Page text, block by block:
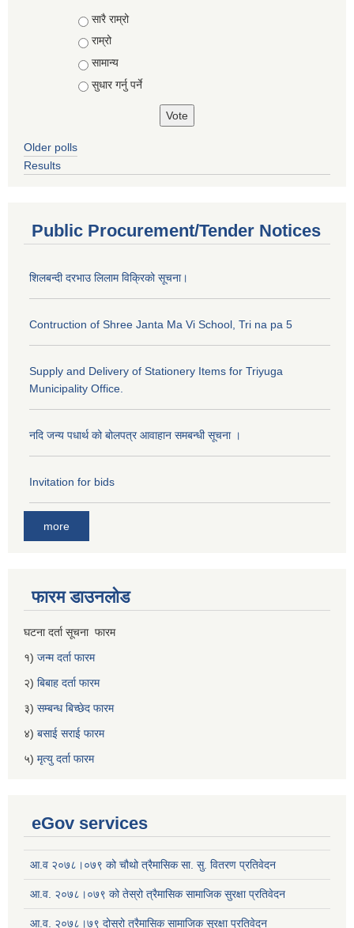
Choices
सारै राम्रो
राम्रो
सामान्य
सुधार गर्नु पर्ने
Older polls
Results
Public Procurement/Tender Notices
शिलबन्दी दरभाउ लिलाम विक्रिको सूचना।
Contruction of Shree Janta Ma Vi School, Tri na pa 5
Supply and Delivery of Stationery Items for Triyuga
Municipality Office.
नदि जन्य पधार्थ को बोलपत्र आवाहान समबन्धी सूचना ।
Invitation for bids
more
फारम डाउनलोड
घटना दर्ता सूचना फारम
१) जन्म दर्ता फारम
२) बिबाह दर्ता फारम
३) सम्बन्ध बिच्छेद फारम
४) बसाई सराई फारम
५) मृत्यु दर्ता फारम
eGov services
आ.व २०७८।०७९ को चौथो त्रैमासिक सा. सु. वितरण प्रतिवेदन
आ.व. २०७८।०७९ को तेस्रो त्रैमासिक सामाजिक सुरक्षा प्रतिवेदन
आ.व. २०७८।७९ दोस्रो त्रैमासिक सामाजिक सुरक्षा प्रतिवेदन